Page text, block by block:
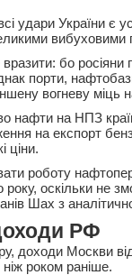
удари України є
вибуховими
бо
порти,
вогневу міць
нафти на НПЗ
на експорт
ціни.
роботу
року, оскільки не
Шах з
РФ
доходи Москви
роком раніше.